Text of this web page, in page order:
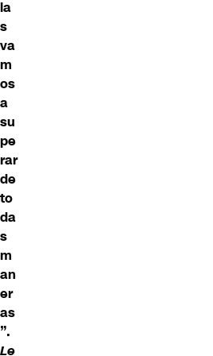
la
s
va
m
os
a
su
pe
rar
de
to
da
s
m
an
er
as
”.
Le